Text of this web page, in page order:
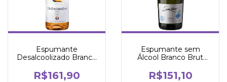
Espumante
Desalcoolizado Branco
R$161,90
Espumante sem
Álcool Branco Brut
R$151,10